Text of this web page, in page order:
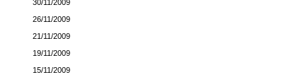
30/11/2009
26/11/2009
21/11/2009
19/11/2009
15/11/2009